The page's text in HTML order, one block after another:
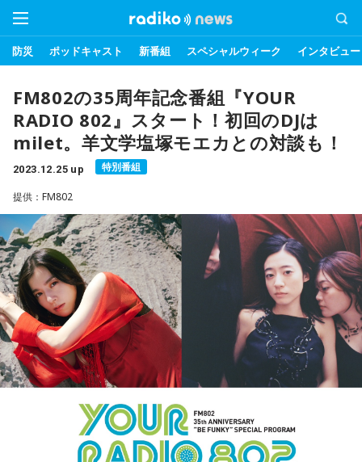
防災 ポッドキャスト 新番組 スペシャルウィーク インタビュー
FM802の35周年記念番組『YOUR
RADIO 802』スタート！初回のDJは
milet。羊文学塩塚モエカとの対談も！
2023.12.25 up 特別番組
提供：FM802